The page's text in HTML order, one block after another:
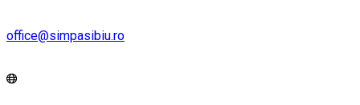
office@simpasibiu.ro